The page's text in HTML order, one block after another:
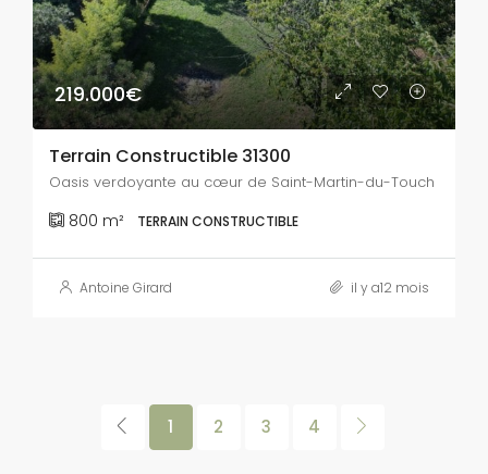
219.000€
Terrain Constructible 31300
Oasis verdoyante au cœur de Saint-Martin-du-Touch
800 m² TERRAIN CONSTRUCTIBLE
Antoine Girard il y a12 mois
1 2 3 4